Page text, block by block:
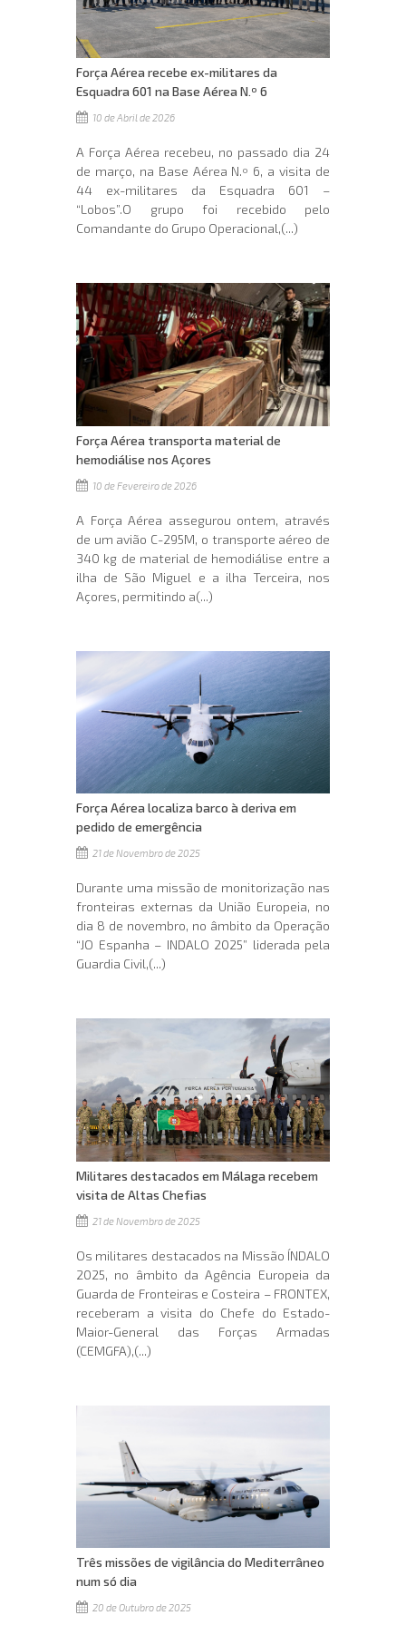
Força Aérea recebe ex-militares da
Esquadra 601 na Base Aérea N.º 6
10 de Abril de 2026
A Força Aérea recebeu, no passado dia 24
de março, na Base Aérea N.º 6, a visita de
44 ex-militares da Esquadra 601 –
“Lobos”.O grupo foi recebido pelo
Comandante do Grupo Operacional,(...)
Força Aérea transporta material de
hemodiálise nos Açores
10 de Fevereiro de 2026
A Força Aérea assegurou ontem, através
de um avião C-295M, o transporte aéreo de
340 kg de material de hemodiálise entre a
ilha de São Miguel e a ilha Terceira, nos
Açores, permitindo a(...)
Força Aérea localiza barco à deriva em
pedido de emergência
21 de Novembro de 2025
Durante uma missão de monitorização nas
fronteiras externas da União Europeia, no
dia 8 de novembro, no âmbito da Operação
“JO Espanha – INDALO 2025” liderada pela
Guardia Civil,(...)
Militares destacados em Málaga recebem
visita de Altas Chefias
21 de Novembro de 2025
Os militares destacados na Missão ÍNDALO
2025, no âmbito da Agência Europeia da
Guarda de Fronteiras e Costeira – FRONTEX,
receberam a visita do Chefe do Estado-
Maior-General das Forças Armadas
(CEMGFA),(...)
Três missões de vigilância do Mediterrâneo
num só dia
20 de Outubro de 2025